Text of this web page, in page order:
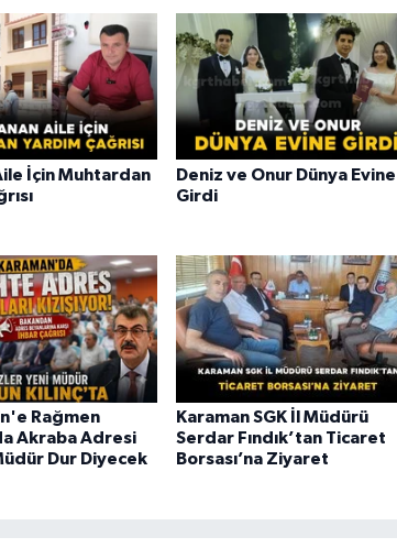
İçin Muhtardan
Deniz ve Onur Dünya Evine
Girdi
Rağmen
Akraba Adresi
Dur Diyecek
Karaman SGK İl Müdürü
Serdar Fındık’tan Ticaret
Borsası’na Ziyaret